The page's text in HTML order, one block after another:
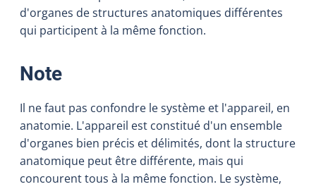
d'organes de structures anatomiques différentes
qui participent à la même fonction.
Note:
Il ne faut pas confondre le système et l'appareil, en
anatomie. L'appareil est constitué d'un ensemble
d'organes bien précis et délimités, dont la structure
anatomique peut être différente, mais qui
concourent tous à la même fonction. Le système,